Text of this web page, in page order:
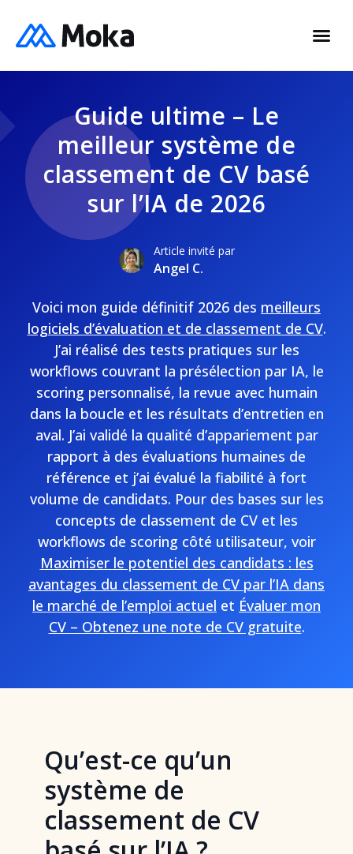
Guide ultime – Le
meilleur système de
classement de CV basé
sur l’IA de 2026
Article invité par
Angel C.
Voici mon guide définitif 2026 des meilleurs
logiciels d’évaluation et de classement de CV.
J’ai réalisé des tests pratiques sur les
workflows couvrant la présélection par IA, le
scoring personnalisé, la revue avec humain
dans la boucle et les résultats d’entretien en
aval. J’ai validé la qualité d’appariement par
rapport à des évaluations humaines de
référence et j’ai évalué la fiabilité à fort
volume de candidats. Pour des bases sur les
concepts de classement de CV et les
workflows de scoring côté utilisateur, voir
Maximiser le potentiel des candidats : les
avantages du classement de CV par l’IA dans
le marché de l’emploi actuel et Évaluer mon
CV – Obtenez une note de CV gratuite.
Qu’est-ce qu’un
système de
classement de CV